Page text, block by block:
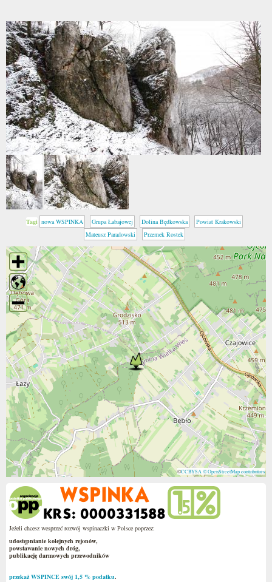
Tagi nowa WSPINKA Grupa Łabajowej Dolina Będkowska
Powiat Krakowski
Mateusz Paradowski
Przemek Rostek
©CCBYSA © OpenStreetMap contributors
Jeżeli chcesz wesprzeć rozwój wspinaczki w Polsce poprzez:
udostępnianie kolejnych rejonów,
powstawanie nowych dróg,
publikację darmowych przewodników
przekaż WSPINCE swój 1,5 % podatku.